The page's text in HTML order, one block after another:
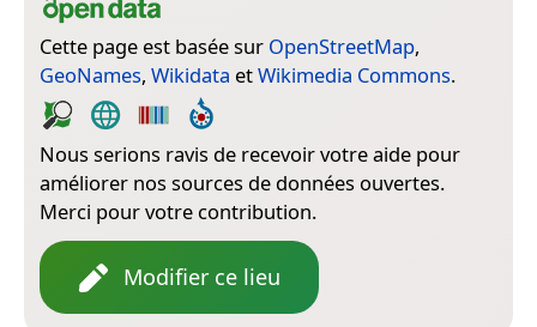
Cette page est basée sur OpenStreetMap,
GeoNames, Wikidata etWikimedia Commons.
Nous serions ravis de recevoir votre aide pour
améliorer nos sources de données ouvertes.
Merci pour votre contribution.
Modifier ce lieu